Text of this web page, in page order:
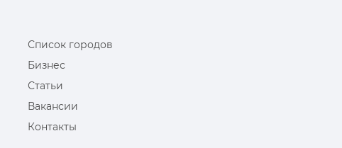
Список городов
Бизнес
Статьи
Вакансии
Контакты